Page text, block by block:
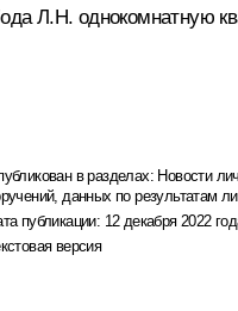
Л.Н. однокомнатную
в разделах: Новости
данных по результатам
публикации: 12 декабря 2022
версия